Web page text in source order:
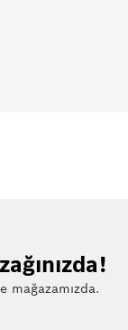
mağazamızda.